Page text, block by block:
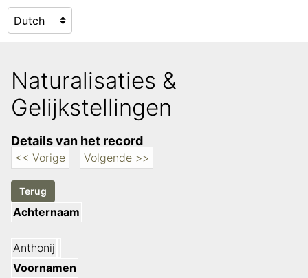
Naturalisaties &
Gelijkstellingen
Details van het record
<< Vorige Volgende >>
Achternaam
Anthonij
Voornamen